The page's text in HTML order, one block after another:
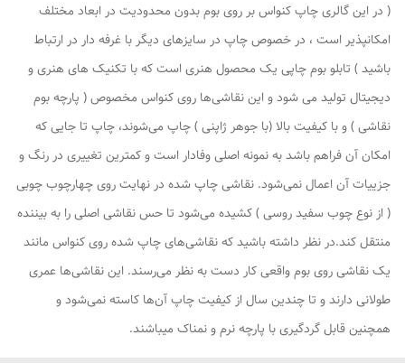
( در این گالری چاپ کنواس بر روی بوم بدون محدودیت در ابعاد مختلف
امکانپذیر است ، در خصوص چاپ در سایزهای دیگر با غرفه دار در ارتباط
باشید ) تابلو بوم چاپی یک محصول هنری است که با تکنیک های هنری و
دیجیتال تولید می شود و این نقاشی‌ها روی کنواس مخصوص ( پارچه بوم
نقاشی ) و با کیفیت بالا (با جوهر ژاپنی ) چاپ می‌شوند، چاپ تا جایی که
امکان آن فراهم باشد به نمونه اصلی وفادار است و کمترین تغییری در رنگ و
جزییات آن اعمال نمی‌شود. نقاشی چاپ شده در نهایت روی چهارچوب چوبی
( از نوع چوب سفید روسی ) کشیده می‌شود تا حس نقاشی اصلی را به بیننده
منتقل کند.در نظر داشته باشید که نقاشی‌های چاپ شده روی کنواس مانند
یک نقاشی روی بوم واقعی کار دست به نظر می‌رسند. این نقاشی‌ها عمری
طولانی دارند و تا چندین سال از کیفیت چاپ آن‌ها کاسته نمی‌شود و
همچنین قابل گردگیری با پارچه نرم و نمناک میباشند.